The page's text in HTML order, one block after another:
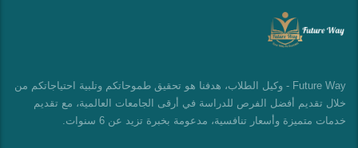
Future Way - وكيل الطلاب، هدفنا هو تحقيق طموحاتكم وتلبية احتياجاتكم من
خلال تقديم أفضل الفرص للدراسة في أرقى الجامعات العالمية، مع تقديم
خدمات متميزة وأسعار تنافسية، مدعومة بخبرة تزيد عن 6 سنوات.